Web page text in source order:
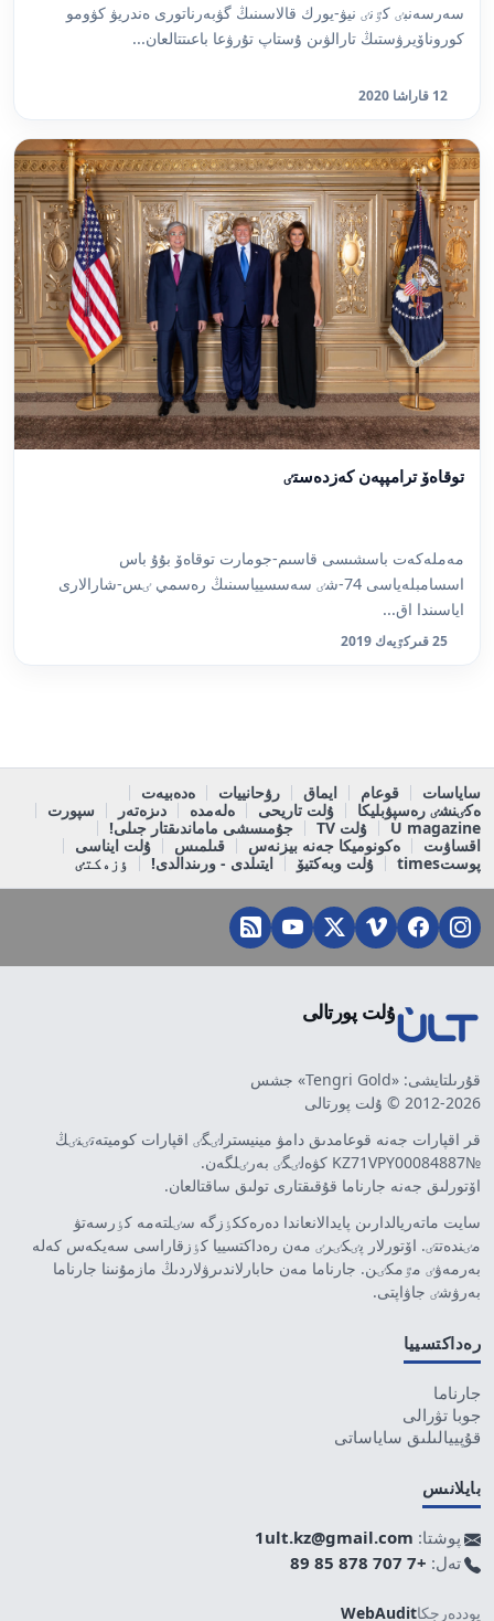
سەرسەنبٸ كٷنٸ نيۋ-يورك قالاسىنىڭ گۋبەرناتورى ەندريۋ كۋومو
كوروناۆيرۋستىڭ تارالۋىن ۇستاپ تۇرۋعا باعىتتالعان...
12 قاراشا 2020
توقاەۆ ترامپپەن كەزدەستٸ
مەملەكەت باسشىسى قاسىم-جومارت توقاەۆ بۇۇ باس
اسسامبلەياسى 74-شٸ سەسسيياسىنىڭ رەسمي ٸس-شارالارى
اياسىندا اق...
25 قىركٷيەك 2019
ساياسات قوعام ايماق رۋحانييات
ەدەبيەت
ەكٸنشٸ رەسپۋبليكا
ۇلت تاريحى ەلەمدە دىزەتەر
سپورت
U magazine
ۇلت TV
جۇمىسشى ماماندىقتار جىلى!
اقساۋىت
ەكونوميكا جەنە بيزنەس قىلمىس
ۇلت ايناسى
پوستtimes
ۇلت وبەكتيۆ ايتىلدى - ورىندالدى! ٶزەكتٸ
ۇلت پورتالى
قۇرىلتايشى: «Tengri Gold» جشس
2012-2026 © ۇلت پورتالى
قر اقپارات جەنە قوعامدىق دامۋ مينيسترلٸگٸ اقپارات كوميتەتٸنٸڭ
№KZ71VPY00084887 كۋەلٸگٸ بەرٸلگەن.
اۆتورلىق جەنە جارناما قۇقىقتارى تولىق ساقتالعان.
سايت ماتەريالدارىن پايدالانعاندا دەرەككٶزگە سٸلتەمە كٶرسەتۋ
مٸندەتتٸ. اۆتورلار پٸكٸرٸ مەن رەداكتسييا كٶزقاراسى سەيكەس كەلە
بەرمەۋٸ مٷمكٸن. جارناما مەن حابارلاندىرۋلاردىڭ مازمۇنىنا جارناما
بەرۋشٸ جاۋاپتى.
رەداكتسييا
جارناما
جوبا تۋرالى
قۇپييالىلىق ساياساتى
بايلانىس
پوشتا: 1ult.kz@gmail.com
تەل: +7 707 878 85 89
پوددەرجكاWebAudit